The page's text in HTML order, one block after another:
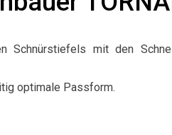
Schnürstiefels mit den
optimale Passform.